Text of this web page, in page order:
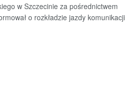
w Szczecinie za pośrednictwem
o rozkładzie jazdy komunikacji